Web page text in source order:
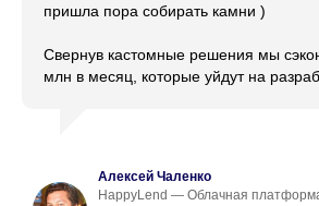
пришла пора собирать камни )
Свернув кастомные решения мы
млн в месяц, которые уйдут на
Алексей Чаленко
HappyLend — Облачная